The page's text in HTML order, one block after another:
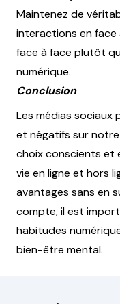
Maintenez de
interactions en face
face à face plutôt
numérique.
Conclusion
Les médias sociaux
et négatifs sur
choix conscients et
vie en ligne et hors
avantages sans en
compte, il est
habitudes
bien-être mental.